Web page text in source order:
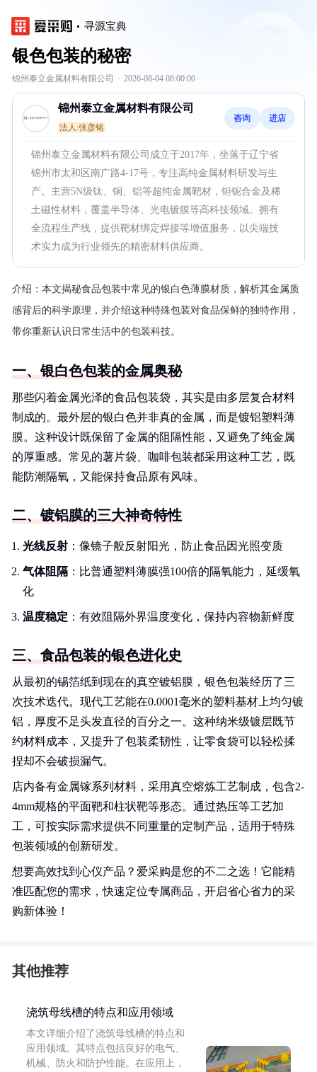
寻源宝典
银色包装的秘密
锦州泰立金属材料有限公司 · 2026-08-04 08:00:00
锦州泰立金属材料有限公司
法人:张彦铭
咨询 进店
锦州泰立金属材料有限公司成立于2017年，坐落于辽宁省
锦州市太和区南广路4-17号，专注高纯金属材料研发与生
产。主营5N级钛、铜、铝等超纯金属靶材，钽铌合金及稀
土磁性材料，覆盖半导体、光电镀膜等高科技领域。拥有
全流程生产线，提供靶材绑定焊接等增值服务，以尖端技
术实力成为行业领先的精密材料供应商。
介绍： 本文揭秘食品包装中常见的银白色薄膜材质，解析其金属质
感背后的科学原理，并介绍这种特殊包装对食品保鲜的独特作用，
带你重新认识日常生活中的包装科技。
一、银白色包装的金属奥秘
那些闪着金属光泽的食品包装袋，其实是由多层复合材料
制成的。最外层的银白色并非真的金属，而是镀铝塑料薄
膜。这种设计既保留了金属的阻隔性能，又避免了纯金属
的厚重感。常见的薯片袋、咖啡包装都采用这种工艺，既
能防潮隔氧，又能保持食品原有风味。
二、镀铝膜的三大神奇特性
光线反射 ：像镜子般反射阳光，防止食品因光照变质
气体阻隔 ：比普通塑料薄膜强100倍的隔氧能力，延缓氧
化
温度稳定 ：有效阻隔外界温度变化，保持内容物新鲜度
三、食品包装的银色进化史
从最初的锡箔纸到现在的真空镀铝膜，银色包装经历了三
次技术迭代。现代工艺能在0.0001毫米的塑料基材上均匀镀
铝，厚度不足头发直径的百分之一。这种纳米级镀层既节
约材料成本，又提升了包装柔韧性，让零食袋可以轻松揉
捏却不会破损漏气。
店内备有金属镓系列材料，采用真空熔炼工艺制成，包含2-
4mm规格的平面靶和柱状靶等形态。通过热压等工艺加
工，可按实际需求提供不同重量的定制产品，适用于特殊
包装领域的创新研发。
想要高效找到心仪产品？爱采购是您的不二之选！它能精
准匹配您的需求，快速定位专属商品，开启省心省力的采
购新体验！
其他推荐
浇筑母线槽的特点和应用领域
本文详细介绍了浇筑母线槽的特点和
应用领域。其特点包括良好的电气、
机械、防火和防护性能。在应用上，